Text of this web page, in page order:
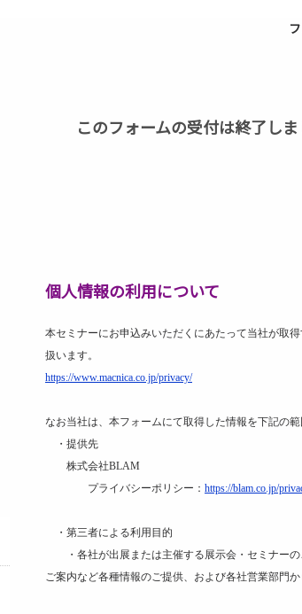
このフォームの受付は終了しま
個人情報の利用について
本セミナーにお申込みいただくにあたって当社が取
扱います。
https://www.macnica.co.jp/privacy/
なお当社は、本フォームにて取得した情報を下記の
・提供先
株式会社BLAM
プライバシーポリシー： https://blam.co.jp/
・第三者による利用目的
・各社が出展または主催する展示会・セミナーの
ご案内など各種情報のご提供、および各社営業部門